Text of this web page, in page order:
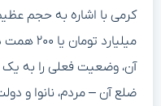
میلیارد
آن، وضعیت فعلی را به
ضلع آن – مردم، نانوا و